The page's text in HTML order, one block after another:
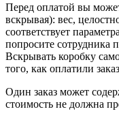
Перед оплатой вы
вскрывая): вес,
соответствует
попросите сотрудника
Вскрывать коробку
того, как оплатили
Один заказ может
стоимость не должна